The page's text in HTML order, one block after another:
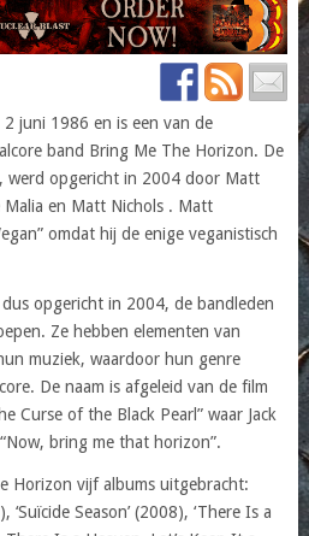
juni 1986 en is een van de
band Bring Me The Horizon. De
werd opgericht in 2004 door Matt
Malia en Matt Nichols . Matt
omdat hij de enige veganistisch
opgericht in 2004, de bandleden
Ze hebben elementen van
muziek, waardoor hun genre
De naam is afgeleid van de film
Curse of the Black Pearl” waar Jack
bring me that horizon”.
Horizon vijf albums uitgebracht:
‘Suïcide Season’ (2008), ‘There Is a